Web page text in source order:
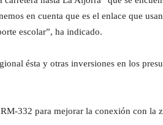
en cuenta que es el enlace que
escolar”, ha indicado.
ésta y otras inversiones en los
332 para mejorar la conexión con la